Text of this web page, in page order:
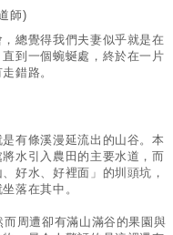
師)
總覺得我們夫妻似乎就是在
到一個蜿蜒處，終於在一片
錯路。
有條溪漫延流出的山谷。本
水引入農田的主要水道，而
好水、好裡面」的圳頭坑，
落在其中。
周遭卻有滿山滿谷的果園與